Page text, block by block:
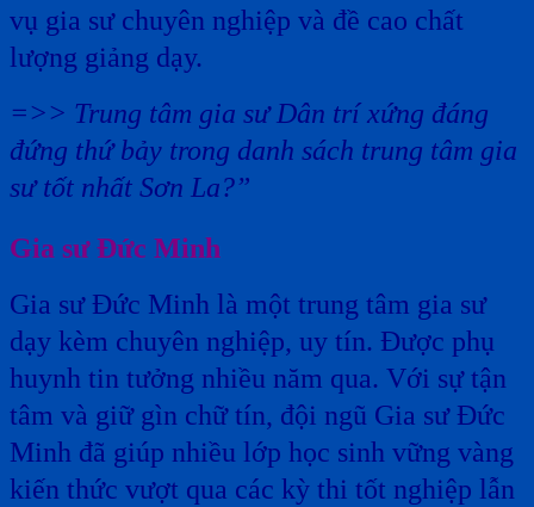
vụ gia sư chuyên nghiệp và đề cao chất
lượng giảng dạy.
=>> Trung tâm gia sư Dân trí xứng đáng
đứng thứ bảy trong danh sách trung tâm gia
sư tốt nhất Sơn La?”
Gia sư Đức Minh
Gia sư Đức Minh là một trung tâm gia sư
dạy kèm chuyên nghiệp, uy tín. Được phụ
huynh tin tưởng nhiều năm qua. Với sự tận
tâm và giữ gìn chữ tín, đội ngũ Gia sư Đức
Minh đã giúp nhiều lớp học sinh vững vàng
kiến thức vượt qua các kỳ thi tốt nghiệp lẫn